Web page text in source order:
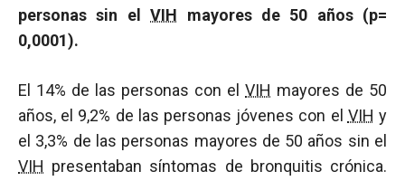
personas sin elVIH mayores de 50 años (p=
0,0001).
El 14% de las personas con el VIH mayores de 50
años, el 9,2% de las personas jóvenes con el VIH y
el 3,3% de las personas mayores de 50 años sin el
VIH presentaban síntomas de bronquitis crónica.